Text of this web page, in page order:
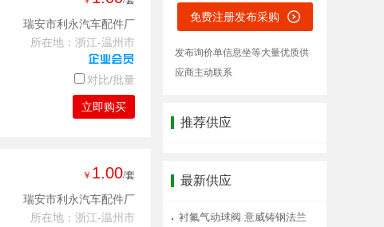
瑞安市利永汽车配件厂
所在地：浙江-温州市
对比/批量
立即购买
￥ 1.00/套
瑞安市利永汽车配件厂
所在地：浙江-温州市
免费注册发布采购
发布询价单信息坐等大量优质供
应商主动联系
推荐供应
最新供应
衬氟气动球阀 意威铸钢法兰